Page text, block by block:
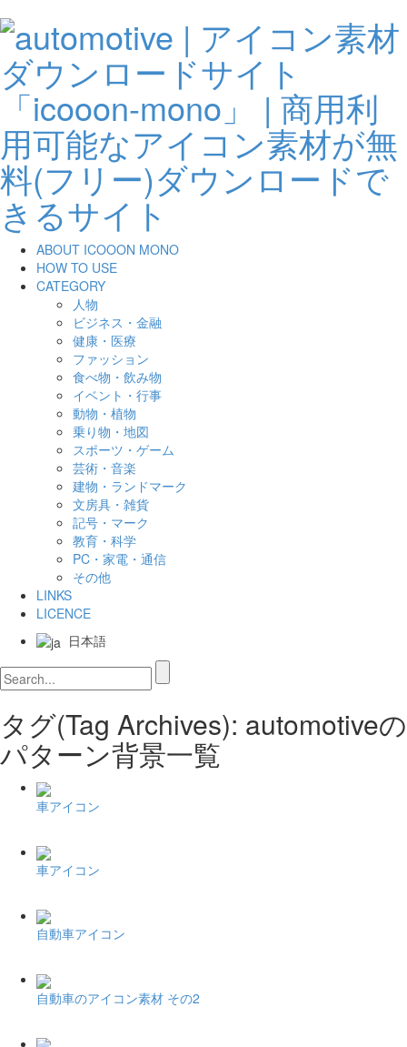
ABOUT ICOOON MONO
HOW TO USE
CATEGORY
人物
ビジネス・金融
健康・医療
ファッション
食べ物・飲み物
イベント・行事
動物・植物
乗り物・地図
スポーツ・ゲーム
芸術・音楽
建物・ランドマーク
文房具・雑貨
記号・マーク
教育・科学
PC・家電・通信
その他
LINKS
LICENCE
日本語
タグ(Tag Archives): automotiveの
パターン背景一覧
車アイコン
車アイコン
自動車アイコン
自動車のアイコン素材 その2